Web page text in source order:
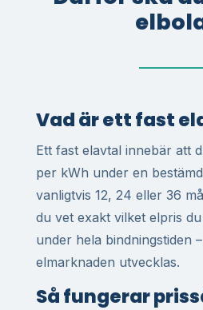
Vad är ett fast
Ett fast elavtal innebär att
per kWh under en
vanligtvis 12, 24 eller 36
du vet exakt vilket elpris
under hela bindningstiden
elmarknaden utvecklas.
Så fungerar